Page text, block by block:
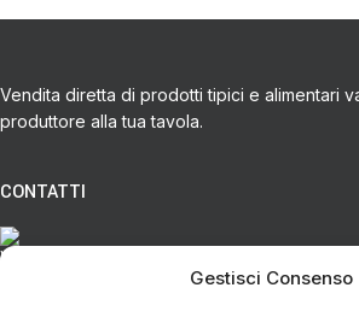
Gestisci Consenso
Vendita diretta di prodotti tipici e alimentari
produttore alla tua tavola.
CONTATTI